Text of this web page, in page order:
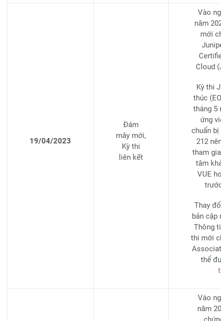
19/04/2023
Đám
mây mới,
Kỳ thi
liên kết
Vào
năm
mới
Cloud
Kỳ thi
thúc
tháng 5
ứng
chuẩn
212
tham
tâm
VUE
Thay
bản cập
Thông
thi mới
thể
Vào
năm